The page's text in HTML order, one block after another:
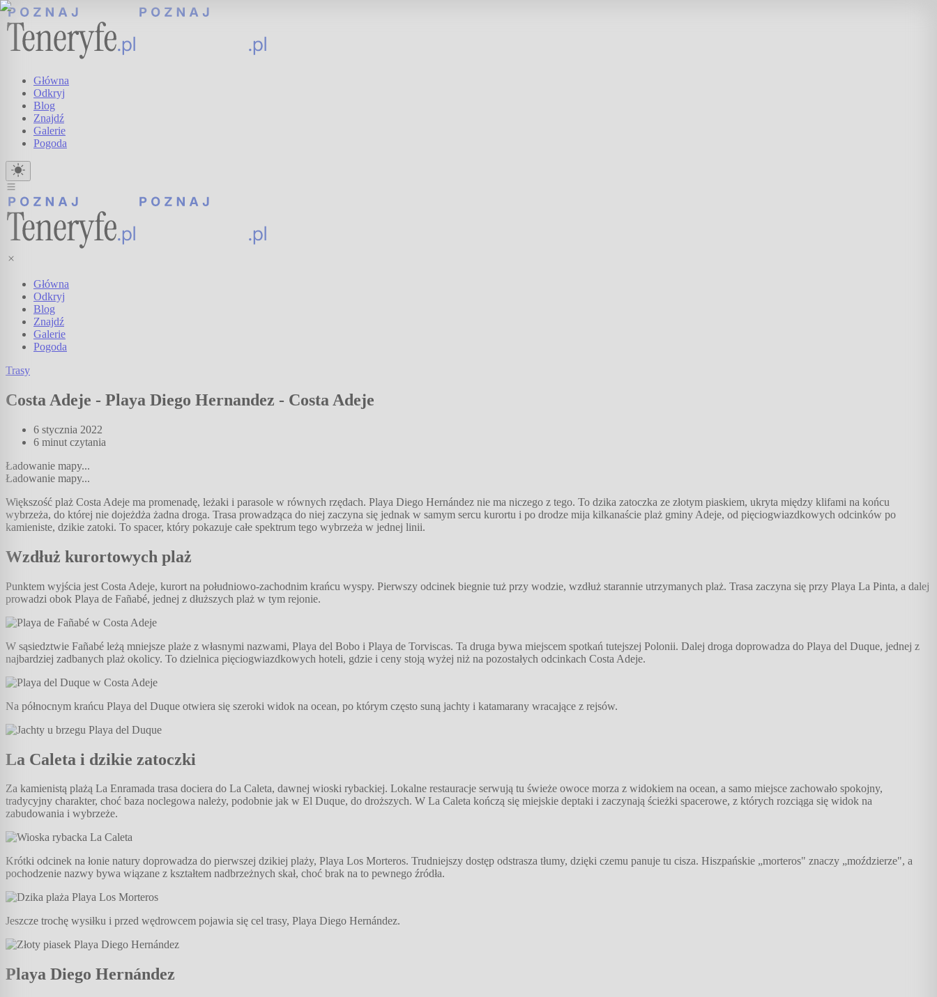
Główna
Odkryj
Blog
Znajdź
Galerie
Pogoda
Główna
Odkryj
Blog
Znajdź
Galerie
Pogoda
Trasy
Costa Adeje - Playa Diego Hernandez - Costa Adeje
6 stycznia 2022
6 minut czytania
Ładowanie mapy...
Ładowanie mapy...
Większość plaż Costa Adeje ma promenadę, leżaki i parasole w równych rzędach. Playa Diego Hernández nie ma niczego z tego. To dzika zatoczka ze złotym piaskiem, ukryta między klifami na końcu
wybrzeża, do której nie dojeżdża żadna droga. Trasa prowadząca do niej zaczyna się jednak w samym sercu kurortu i po drodze mija kilkanaście plaż gminy Adeje, od pięciogwiazdkowych odcinków po
kamieniste, dzikie zatoki. To spacer, który pokazuje całe spektrum tego wybrzeża w jednej linii.
Wzdłuż kurortowych plaż
Punktem wyjścia jest Costa Adeje, kurort na południowo-zachodnim krańcu wyspy. Pierwszy odcinek biegnie tuż przy wodzie, wzdłuż starannie utrzymanych plaż. Trasa zaczyna się przy Playa La Pinta, a dalej
prowadzi obok Playa de Fañabé, jednej z dłuższych plaż w tym rejonie.
W sąsiedztwie Fañabé leżą mniejsze plaże z własnymi nazwami, Playa del Bobo i Playa de Torviscas. Ta druga bywa miejscem spotkań tutejszej Polonii. Dalej droga doprowadza do Playa del Duque, jednej z
najbardziej zadbanych plaż okolicy. To dzielnica pięciogwiazdkowych hoteli, gdzie i ceny stoją wyżej niż na pozostałych odcinkach Costa Adeje.
Na północnym krańcu Playa del Duque otwiera się szeroki widok na ocean, po którym często suną jachty i katamarany wracające z rejsów.
La Caleta i dzikie zatoczki
Za kamienistą plażą La Enramada trasa dociera do La Caleta, dawnej wioski rybackiej. Lokalne restauracje serwują tu świeże owoce morza z widokiem na ocean, a samo miejsce zachowało spokojny,
tradycyjny charakter, choć baza noclegowa należy, podobnie jak w El Duque, do droższych. W La Caleta kończą się miejskie deptaki i zaczynają ścieżki spacerowe, z których rozciąga się widok na
zabudowania i wybrzeże.
Krótki odcinek na łonie natury doprowadza do pierwszej dzikiej plaży, Playa Los Morteros. Trudniejszy dostęp odstrasza tłumy, dzięki czemu panuje tu cisza. Hiszpańskie „morteros" znaczy „moździerze", a
pochodzenie nazwy bywa wiązane z kształtem nadbrzeżnych skał, choć brak na to pewnego źródła.
Jeszcze trochę wysiłku i przed wędrowcem pojawia się cel trasy, Playa Diego Hernández.
Playa Diego Hernández